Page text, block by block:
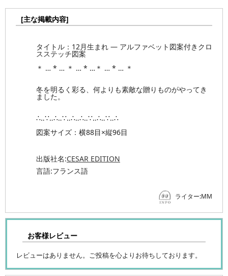
[主な掲載内容]
タイトル：12月生まれ ― アルファベット図案付きクロ
スステッチ図案
＊ … * … ＊ … * …＊ … * … ＊
冬を明るく彩る、何よりも素敵な贈りものがやってき
ました。
∴‥∵‥∴‥∵‥∴‥∴‥∵‥∴‥∵‥∴
図案サイズ：横88目×縦96目
出版社名:CESAR EDITION
言語:フランス語
ライター:MM
お客様レビュー
レビューはありません。ご投稿を心よりお待ちしております。